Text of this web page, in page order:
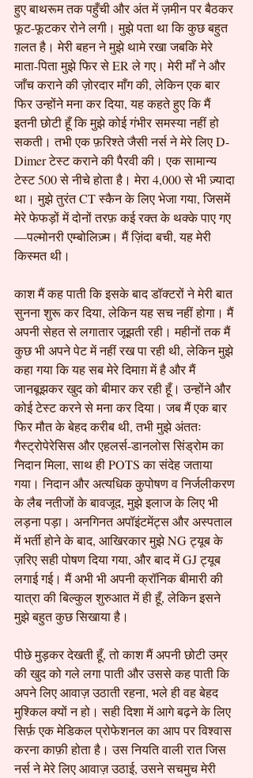
हुए बाथरूम तक पहुँची और अंत में ज़मीन पर बैठकर
फूट-फूटकर रोने लगी। मुझे पता था कि कुछ बहुत
ग़लत है। मेरी बहन ने मुझे थामे रखा जबकि मेरे
माता-पिता मुझे फिर से ER ले गए। मेरी माँ ने और
जाँच कराने की ज़ोरदार माँग की, लेकिन एक बार
फिर उन्होंने मना कर दिया, यह कहते हुए कि मैं
इतनी छोटी हूँ कि मुझे कोई गंभीर समस्या नहीं हो
सकती। तभी एक फ़रिश्ते जैसी नर्स ने मेरे लिए D-
Dimer टेस्ट कराने की पैरवी की। एक सामान्य
टेस्ट 500 से नीचे होता है। मेरा 4,000 से भी ज़्यादा
था। मुझे तुरंत CT स्कैन के लिए भेजा गया, जिसमें
मेरे फेफड़ों में दोनों तरफ़ कई रक्त के थक्के पाए गए
—पल्मोनरी एम्बोलिज़्म। मैं ज़िंदा बची, यह मेरी
किस्मत थी।
काश मैं कह पाती कि इसके बाद डॉक्टरों ने मेरी बात
सुनना शुरू कर दिया, लेकिन यह सच नहीं होगा। मैं
अपनी सेहत से लगातार जूझती रही। महीनों तक मैं
कुछ भी अपने पेट में नहीं रख पा रही थी, लेकिन मुझे
कहा गया कि यह सब मेरे दिमाग़ में है और मैं
जानबूझकर खुद को बीमार कर रही हूँ। उन्होंने और
कोई टेस्ट करने से मना कर दिया। जब मैं एक बार
फिर मौत के बेहद करीब थी, तभी मुझे अंततः
गैस्ट्रोपेरेसिस और एहलर्स-डानलोस सिंड्रोम का
निदान मिला, साथ ही POTS का संदेह जताया
गया। निदान और अत्यधिक कुपोषण व निर्जलीकरण
के लैब नतीजों के बावजूद, मुझे इलाज के लिए भी
लड़ना पड़ा। अनगिनत अपॉइंटमेंट्स और अस्पताल
में भर्ती होने के बाद, आखिरकार मुझे NG ट्यूब के
ज़रिए सही पोषण दिया गया, और बाद में GJ ट्यूब
लगाई गई। मैं अभी भी अपनी क्रॉनिक बीमारी की
यात्रा की बिल्कुल शुरुआत में ही हूँ, लेकिन इसने
मुझे बहुत कुछ सिखाया है।
पीछे मुड़कर देखती हूँ, तो काश मैं अपनी छोटी उम्र
की खुद को गले लगा पाती और उससे कह पाती कि
अपने लिए आवाज़ उठाती रहना, भले ही वह बेहद
मुश्किल क्यों न हो। सही दिशा में आगे बढ़ने के लिए
सिर्फ़ एक मेडिकल प्रोफेशनल का आप पर विश्वास
करना काफ़ी होता है। उस नियति वाली रात जिस
नर्स ने मेरे लिए आवाज़ उठाई, उसने सचमुच मेरी